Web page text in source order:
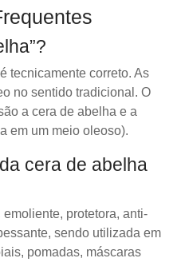
tecnicamente correto. As
no sentido tradicional. O
a cera de abelha e a
em um meio oleoso).
cera de abelha
protetora, anti-
sendo utilizada em
pomadas, máscaras